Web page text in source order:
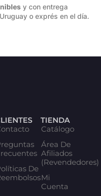
y con entrega
o exprés en el día.
De
TIENDA
Catálogo
Área De
Afiliados
(Revendedores)
Mi
Cuenta